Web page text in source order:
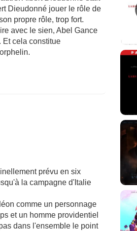
Dieudonné jouer le rôle de
propre rôle, trop fort.
avec le sien, Abel Gance
Et cela constitue
prévu en six
la campagne d'Italie
comme un personnage
et un homme providentiel
dans l'ensemble le point